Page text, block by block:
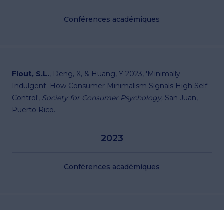
Conférences académiques
Flout, S.L., Deng, X, & Huang, Y 2023, 'Minimally
Indulgent: How Consumer Minimalism Signals High Self-
Control', Society for Consumer Psychology, San Juan,
Puerto Rico.
2023
Conférences académiques